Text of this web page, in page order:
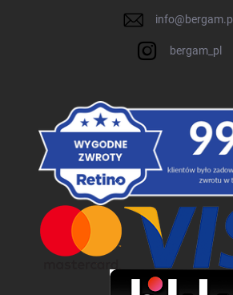
info@bergam.pl
bergam_pl